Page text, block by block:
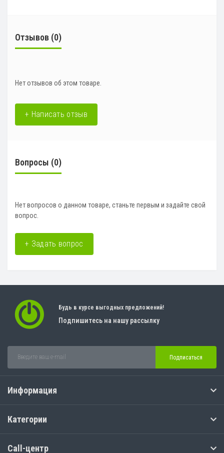
Отзывов (0)
Нет отзывов об этом товаре.
+ Написать отзыв
Вопросы (0)
Нет вопросов о данном товаре, станьте первым и задайте свой
вопрос.
+ Задать вопрос
Будь в курсе выгодных предложений!
Подпишитесь на нашу рассылку
Подписаться
Информация
Категории
Call-центр